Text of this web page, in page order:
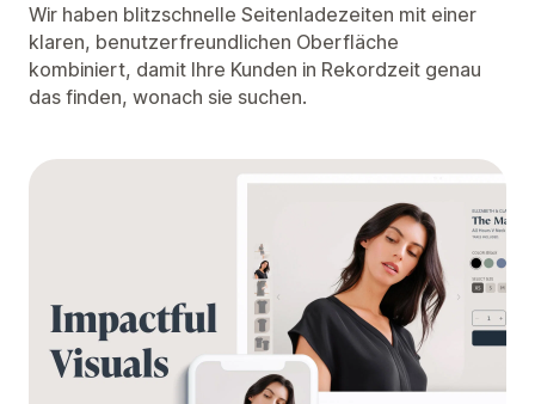
Wir haben blitzschnelle Seitenladezeiten mit einer
klaren, benutzerfreundlichen Oberfläche
kombiniert, damit Ihre Kunden in Rekordzeit genau
das finden, wonach sie suchen.